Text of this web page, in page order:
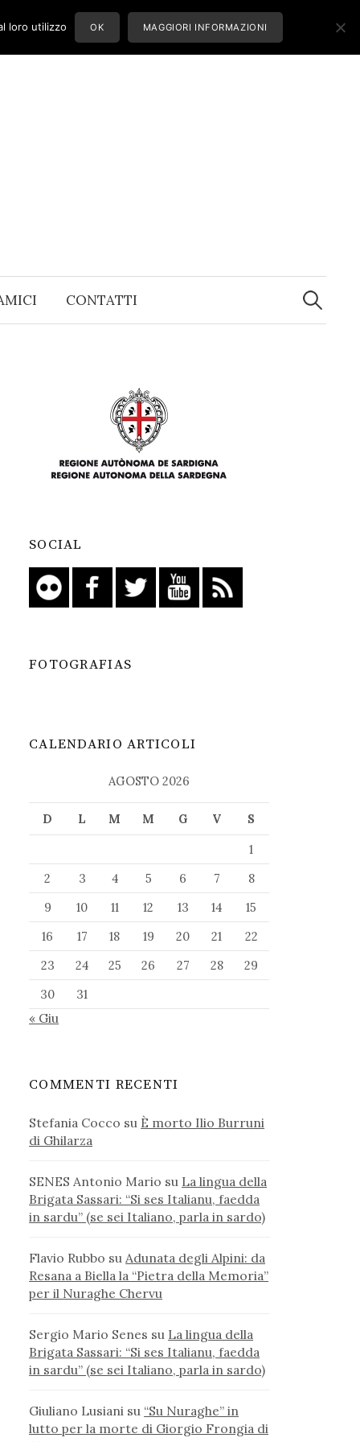
CONTATTI
Ricerca
per:
SOCIAL
FOTOGRAFIAS
CALENDARIO ARTICOLI
AGOSTO 2026
D L M M G V
S
1
2
3 4 5 6 7
8
9
10 11 12 13 14
15
16
17 18 19 20 21
22
23
24 25 26 27 28
29
30
31
« Giu
COMMENTI RECENTI
Stefania Cocco su È morto Ilio Burruni
di Ghilarza
SENES Antonio Mario su La lingua della
Brigata Sassari: “Si ses Italianu, faedda
in sardu” (se sei Italiano, parla in sardo)
Flavio Rubbo su Adunata degli Alpini: da
Resana a Biella la “Pietra della Memoria”
per il Nuraghe Chervu
Sergio Mario Senes su La lingua della
Brigata Sassari: “Si ses Italianu, faedda
in sardu” (se sei Italiano, parla in sardo)
Giuliano Lusiani su “Su Nuraghe” in
lutto per la morte di Giorgio Frongia di
loro utilizzo OK MAGGIORI INFORMAZIONI